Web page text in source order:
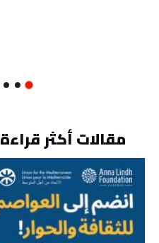
مقالات أكثر قراءة